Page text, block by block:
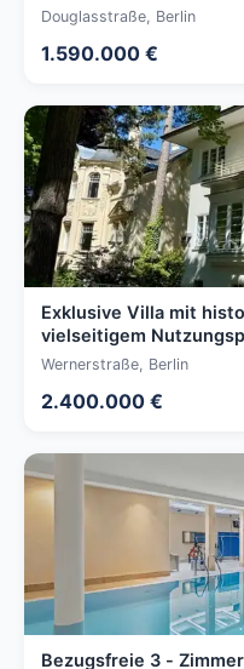
Douglasstraße, Berlin
1.590.000 €
Exklusive Villa mit
vielseitigem
Wernerstraße, Berlin
2.400.000 €
Bezugsfreie 3 -